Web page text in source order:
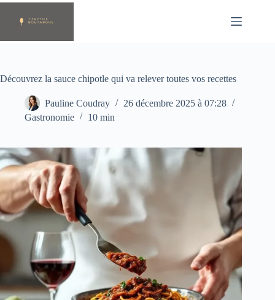
Passer
contenu
Découvrez la sauce chipotle qui va relever toutes vos recettes
Pauline Coudray
26 décembre 2025 à 07:28
Gastronomie
10 min